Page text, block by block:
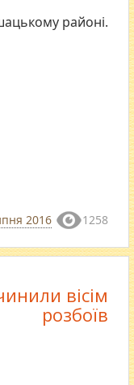
районі.
2016 1258
вісім
розбоїв